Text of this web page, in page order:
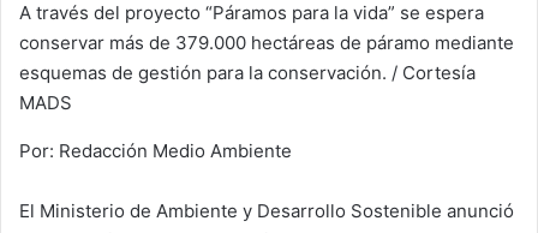
A través del proyecto “Páramos para la vida” se espera
conservar más de 379.000 hectáreas de páramo mediante
esquemas de gestión para la conservación. / Cortesía
MADS
Por: Redacción Medio Ambiente
El Ministerio de Ambiente y Desarrollo Sostenible anunció